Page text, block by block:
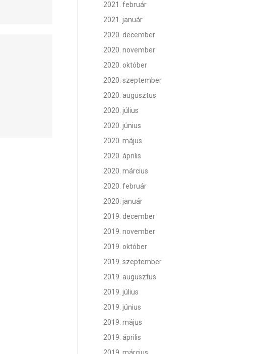
2021. február
2021. január
2020. december
2020. november
2020. október
2020. szeptember
2020. augusztus
2020. július
2020. június
2020. május
2020. április
2020. március
2020. február
2020. január
2019. december
2019. november
2019. október
2019. szeptember
2019. augusztus
2019. július
2019. június
2019. május
2019. április